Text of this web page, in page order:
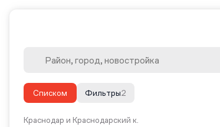
Списком 2
Фильтры
Краснодар и Краснодарский к.